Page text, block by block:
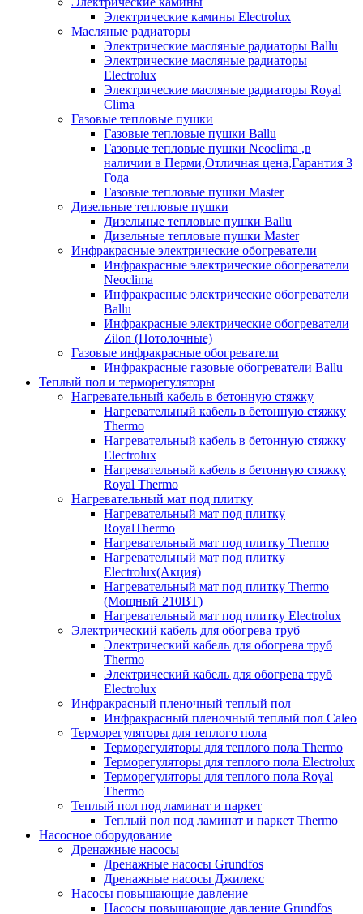
Электрические камины Electrolux
Масляные радиаторы
Электрические масляные радиаторы Ballu
Электрические масляные радиаторы
Electrolux
Электрические масляные радиаторы Royal
Clima
Газовые тепловые пушки
Газовые тепловые пушки Ballu
Газовые тепловые пушки Neoclima ,в
наличии в Перми,Отличная цена,Гарантия 3
Года
Газовые тепловые пушки Master
Дизельные тепловые пушки
Дизельные тепловые пушки Ballu
Дизельные тепловые пушки Master
Инфракрасные электрические обогреватели
Инфракрасные электрические обогреватели
Neoclima
Инфракрасные электрические обогреватели
Ballu
Инфракрасные электрические обогреватели
Zilon (Потолочные)
Газовые инфракрасные обогреватели
Инфракрасные газовые обогреватели Ballu
Теплый пол и терморегуляторы
Нагревательный кабель в бетонную стяжку
Нагревательный кабель в бетонную стяжку
Thermo
Нагревательный кабель в бетонную стяжку
Electrolux
Нагревательный кабель в бетонную стяжку
Royal Thermo
Нагревательный мат под плитку
Нагревательный мат под плитку
RoyalThermo
Нагревательный мат под плитку Thermo
Нагревательный мат под плитку
Electrolux(Акция)
Нагревательный мат под плитку Thermo
(Мощный 210ВТ)
Нагревательный мат под плитку Electrolux
Электрический кабель для обогрева труб
Электрический кабель для обогрева труб
Thermo
Электрический кабель для обогрева труб
Electrolux
Инфракрасный пленочный теплый пол
Инфракрасный пленочный теплый пол Caleo
Терморегуляторы для теплого пола
Терморегуляторы для теплого пола Thermo
Терморегуляторы для теплого пола Electrolux
Терморегуляторы для теплого пола Royal
Thermo
Теплый пол под ламинат и паркет
Теплый пол под ламинат и паркет Thermo
Насосное оборудование
Дренажные насосы
Дренажные насосы Grundfos
Дренажные насосы Джилекс
Насосы повышающие давление
Насосы повышающие давление Grundfos